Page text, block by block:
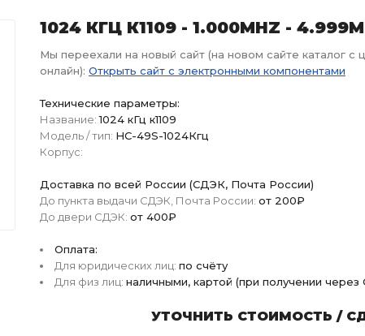
1024 КГЦ К1109 - 1.000MHZ -
Мы переехали на новый сайт (на новом сайте каталог
онлайн): Открыть сайт с электронными компонентами
Технические параметры:
Название: 1024 кГц к1109
Модель / тип: HC-49S-1024Кгц
Корпус:
Доставка по всей России (СДЭК, Почта России)
До пункта выдачи СДЭК, Почта России: от 200₽
До двери СДЭК: от 400₽
Оплата:
Для юридических лиц: по счёту
Для физ лиц: наличными, картой (при получении
УТОЧНИТЬ СТОИМОСТЬ /